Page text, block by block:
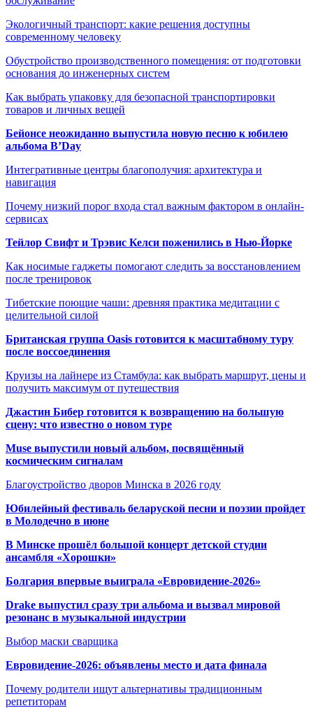
Экологичный транспорт: какие решения доступны
современному человеку
Обустройство производственного помещения: от подготовки
основания до инженерных систем
Как выбрать упаковку для безопасной транспортировки
товаров и личных вещей
Бейонсе неожиданно выпустила новую песню к юбилею
альбома B’Day
Интегративные центры благополучия: архитектура и
навигация
Почему низкий порог входа стал важным фактором в онлайн-
сервисах
Тейлор Свифт и Трэвис Келси поженились в Нью-Йорке
Как носимые гаджеты помогают следить за восстановлением
после тренировок
Тибетские поющие чаши: древняя практика медитации с
целительной силой
Британская группа Oasis готовится к масштабному туру
после воссоединения
Круизы на лайнере из Стамбула: как выбрать маршрут, цены и
получить максимум от путешествия
Джастин Бибер готовится к возвращению на большую
сцену: что известно о новом туре
Muse выпустили новый альбом, посвящённый
космическим сигналам
Благоустройство дворов Минска в 2026 году
Юбилейный фестиваль беларуской песни и поэзии пройдет
в Молодечно в июне
В Минске прошёл большой концерт детской студии
ансамбля «Хорошки»
Болгария впервые выиграла «Евровидение-2026»
Drake выпустил сразу три альбома и вызвал мировой
резонанс в музыкальной индустрии
Выбор маски сварщика
Евровидение-2026: объявлены место и дата финала
Почему родители ищут альтернативы традиционным
репетиторам